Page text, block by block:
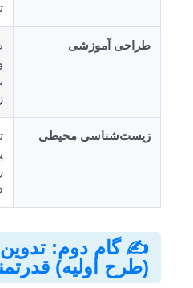
طراحی آموزشی
زیست‌شناسی محیطی
✍️ گام دوم: تدوین
(طرح اولیه)